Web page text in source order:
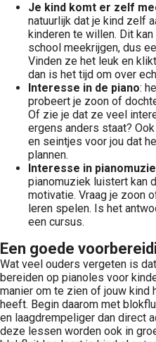
Je kind komt er zelf
natuurlijk dat je kind zelf
kinderen te willen. Dit
school meekrijgen, dus
Vinden ze het leuk en
dan is het tijd om over
Interesse in de piano:
probeert je zoon of
Of zie je dat ze veel
ergens anders staat?
en seintjes voor jou dat
plannen.
Interesse in
pianomuziek luistert kan
motivatie. Vraag je zoon
leren spelen. Is het
een cursus.
Een goede
Wat veel ouders vergeten is
bereiden op pianoles voor
manier om te zien of jouw kind
heeft. Begin daarom met
en laagdrempeliger dan direct
deze lessen worden ook in